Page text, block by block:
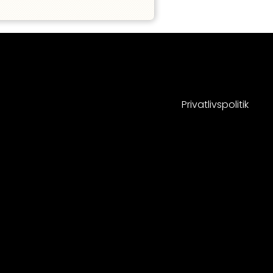
Privatlivspolitik